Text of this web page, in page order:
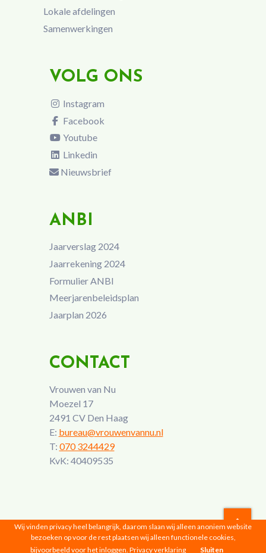
Lokale afdelingen
Samenwerkingen
VOLG ONS
Instagram
Facebook
Youtube
Linkedin
Nieuwsbrief
ANBI
Jaarverslag 2024
Jaarrekening 2024
Formulier ANBI
Meerjarenbeleidsplan
Jaarplan 2026
CONTACT
Vrouwen van Nu
Moezel 17
2491 CV Den Haag
E: bureau@vrouwenvannu.nl
T: 070 3244429
KvK: 40409535
Vrouwen van Nu © 2026 |Privacyverklaring
Wij vinden privacy heel belangrijk, daarom slaan wij alleen anoniem website
bezoeken op voor de rest plaatsen wij alleen functionele cookies,
bijvoorbeeld voor het inloggen. Privacy verklaring Sluiten